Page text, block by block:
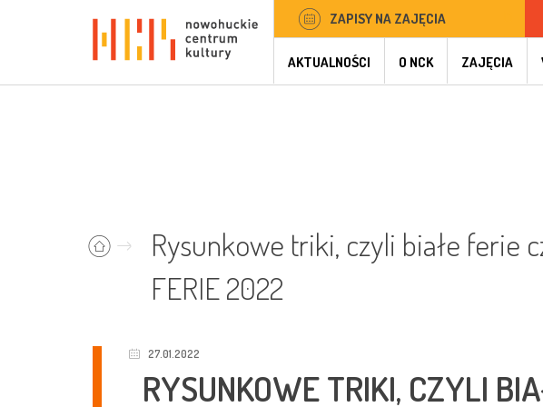
ZAPISY NA ZAJĘCIA
AKTUALNOŚCI O NCK ZAJĘCIA
Rysunkowe triki, czyli białe ferie
FERIE 2022
27.01.2022
RYSUNKOWE TRIKI, CZYLI